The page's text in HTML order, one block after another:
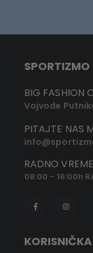
SPORTIZMO
BIG FASHION
Vojvode
PITAJTE NAS
RADNO VREME
08:00 - 16:00h